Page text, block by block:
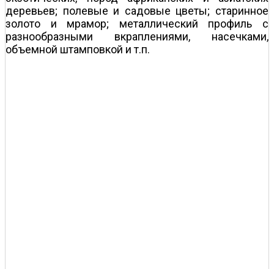
деревьев; полевые и садовые цветы; старинное
золото и мрамор; металлический профиль с
разнообразными вкраплениями, насечками,
объемной штамповкой и т.п.